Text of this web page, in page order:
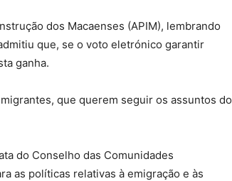
dos Macaenses (APIM), lembrando
que, se o voto eletrónico garantir
ganha.
que querem seguir os assuntos do
do Conselho das Comunidades
as políticas relativas à emigração e às